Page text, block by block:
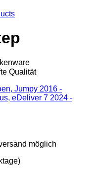
Qualität
möglich